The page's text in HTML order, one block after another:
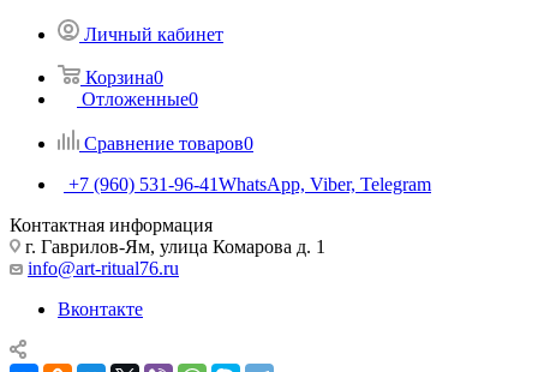
Личный кабинет
Корзина0
Отложенные0
Сравнение товаров0
+7 (960) 531-96-41WhatsApp, Viber, Telegram
Контактная информация
г. Гаврилов-Ям, улица Комарова д. 1
info@art-ritual76.ru
Вконтакте